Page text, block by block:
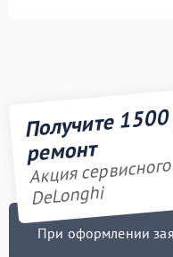
Получите
ремонт
Акция
DeLonghi
При оформлении